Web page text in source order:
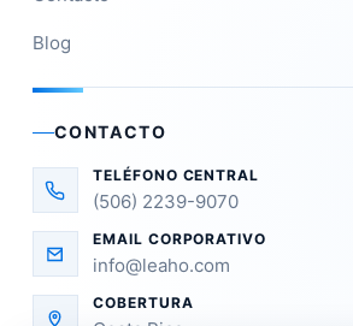
Blog
CONTACTO
TELÉFONO CENTRAL
(506) 2239-9070
EMAIL CORPORATIVO
info@leaho.com
COBERTURA